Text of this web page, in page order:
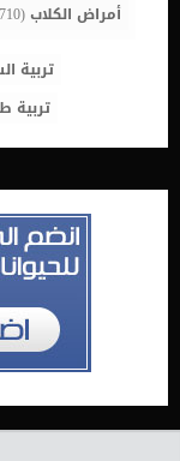
أمراض الكلاب(710)
تربية
تربية